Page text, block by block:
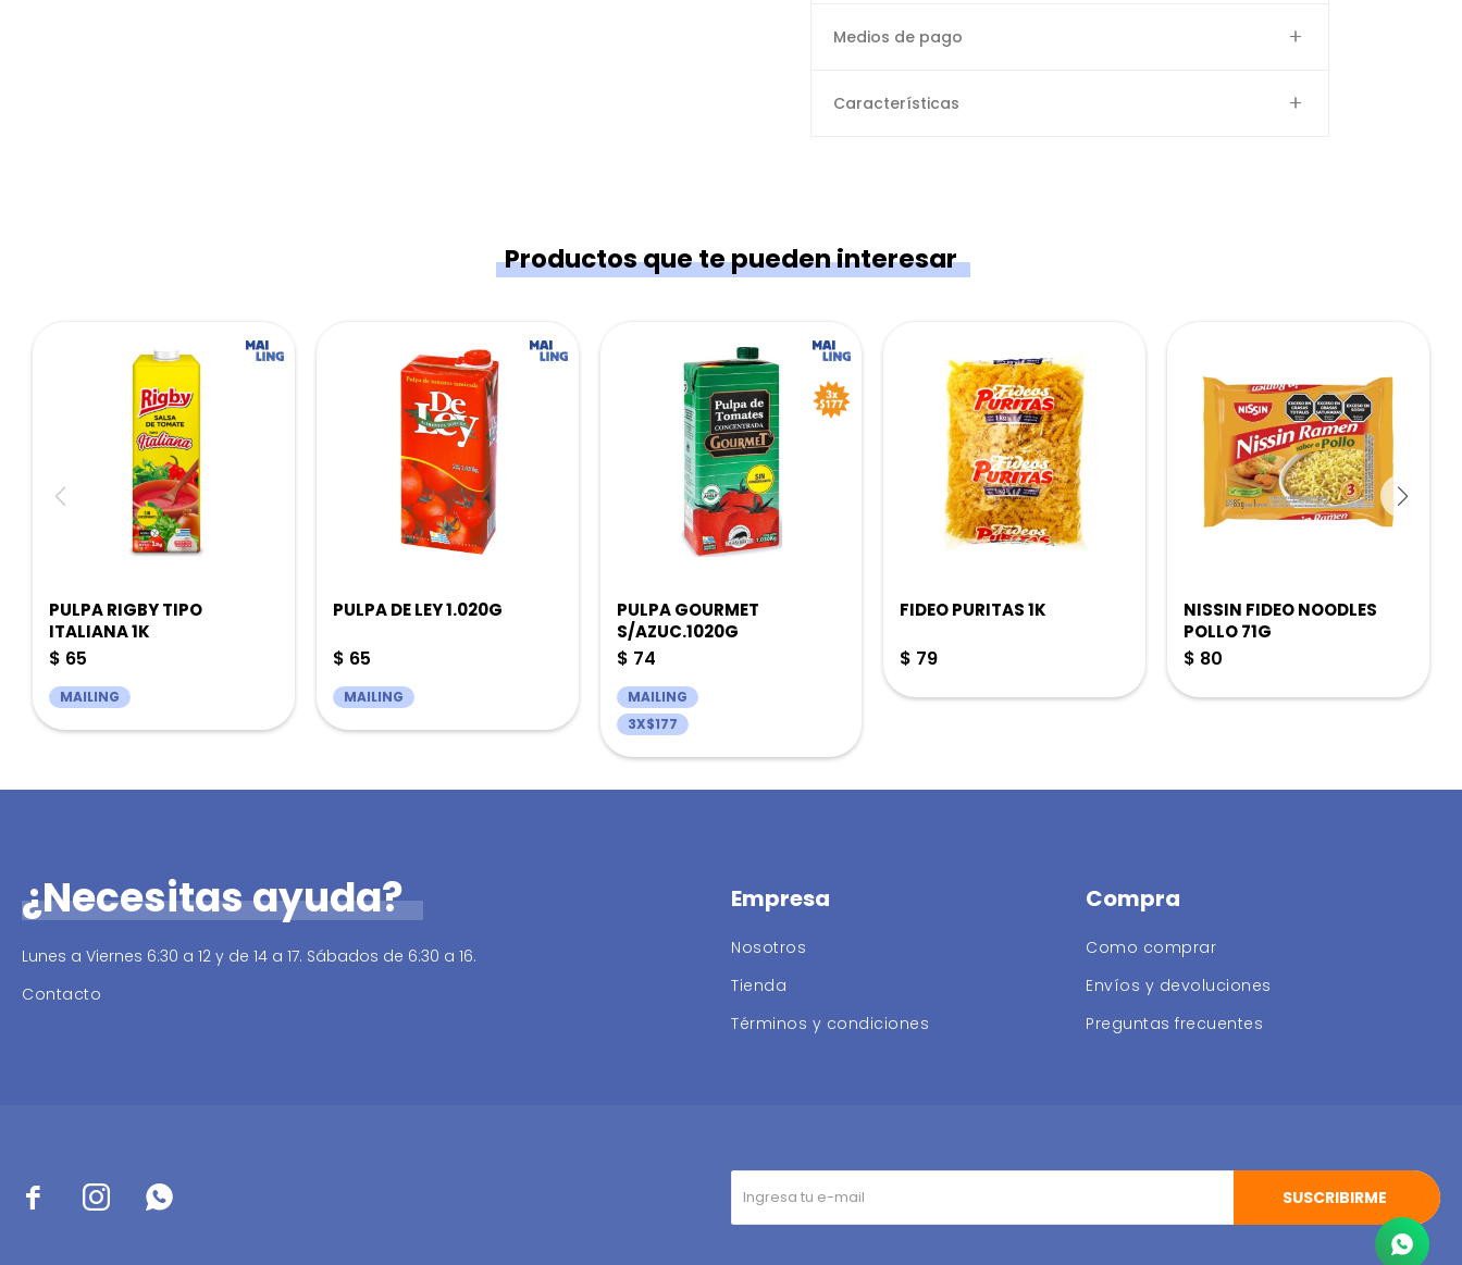
Medios de pago
Características
Productos que te pueden interesar
PULPA RIGBY TIPO
ITALIANA 1K
$ 65
MAILING
PULPA DE LEY 1.020G
$ 65
MAILING
PULPA GOURMET
S/AZUC.1020G
$ 74
MAILING
3X$177
FIDEO PURITAS 1K
$ 79
NISSIN FIDEO NOODLES
POLLO 71G
$ 80
   SUSCRIBIRME
¿Necesitas ayuda?
Lunes a Viernes 6:30 a 12 y de 14 a 17. Sábados de 6:30 a 16.
Contacto
Empresa
Nosotros
Tienda
Términos y condiciones
Compra
Como comprar
Envíos y devoluciones
Preguntas frecuentes